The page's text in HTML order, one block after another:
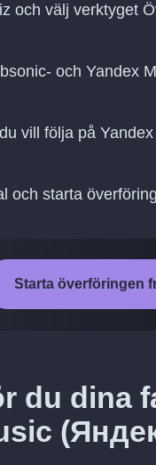
och välj verktyget
och Yandex
vill följa på
och starta
Starta överföringen
du dina